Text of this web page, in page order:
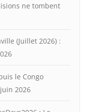
ne tombent
(Juillet 2026) :
le Congo
2026